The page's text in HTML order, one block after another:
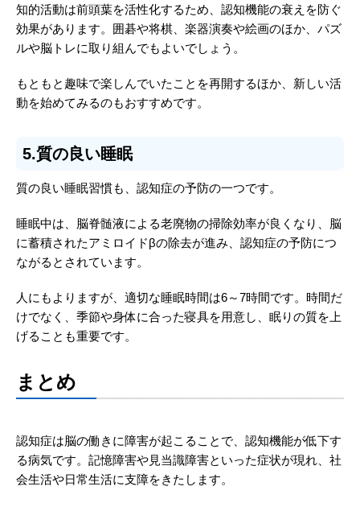
知的活動は前頭葉を活性化するため、認知機能の衰えを防ぐ
効果があります。囲碁や将棋、楽器演奏や絵画のほか、パズ
ルや脳トレに取り組んでもよいでしょう。
もともと趣味で楽しんでいたことを再開するほか、新しい活
動を始めてみるのもおすすめです。
5.質の良い睡眠
質の良い睡眠習慣も、認知症の予防の一つです。
睡眠中は、脳脊髄液による老廃物の掃除効率が良くなり、脳
に蓄積されたアミロイドβの除去が進み、認知症の予防につ
ながるとされています。
人にもよりますが、適切な睡眠時間は6～7時間です。時間だ
けでなく、季節や身体に合った寝具を用意し、眠りの質を上
げることも重要です。
まとめ
認知症は脳の働きに障害が起こることで、認知機能が低下す
る病気です。記憶障害や見当識障害といった症状が現れ、社
会生活や日常生活に支障をきたします。